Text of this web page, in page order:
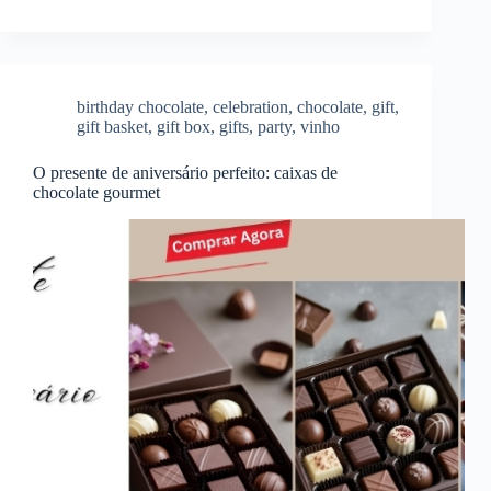
birthday chocolate, celebration, chocolate, gift,
gift basket, gift box, gifts, party, vinho
O presente de aniversário perfeito: caixas de
chocolate gourmet